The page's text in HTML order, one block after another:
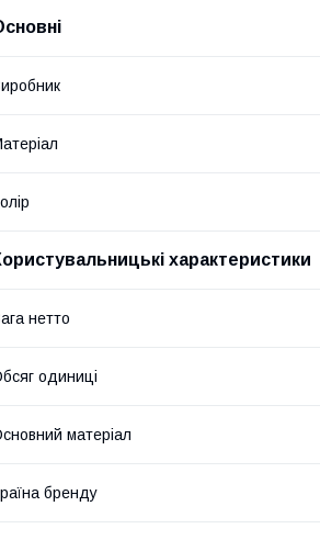
характеристики
нетто
одиниці
матеріал
бренду